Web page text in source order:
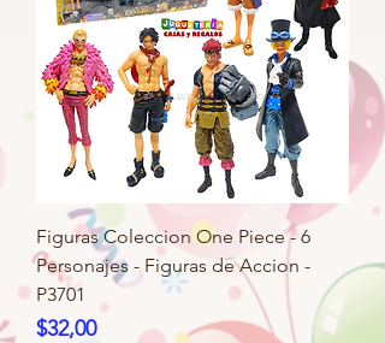
Figuras Coleccion One Piece - 6
Personajes - Figuras de Accion -
P3701
Precio
$32,00